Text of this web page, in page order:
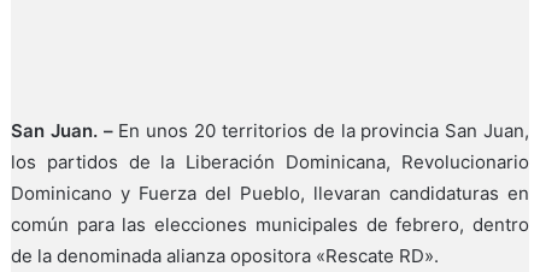
San Juan. –En unos 20 territorios de la provincia San Juan,
los partidos de la Liberación Dominicana, Revolucionario
Dominicano y Fuerza del Pueblo, llevaran candidaturas en
común para las elecciones municipales de febrero, dentro
de la denominada alianza opositora «Rescate RD».